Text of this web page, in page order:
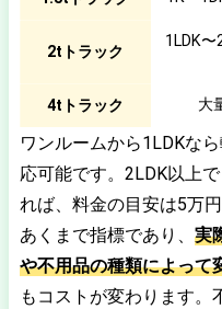
2tトラック
1LDK〜
4tトラック 大
ワンルームから1LDKな
応可能です。2LDK以上
れば、料金の目安は5万
あくまで指標であり、 実
や不用品の種類によって
もコストが変わります。